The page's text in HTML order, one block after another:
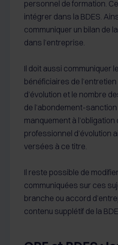
personnel de formation.
intégrer dans la BDES.
communiquer un bilan de
dans l’entreprise.
Il doit aussi communiquer
bénéficiaires de
d’évolution et le nombre
de l’abondement-sanction
manquement à l’obligation
professionnel d’évolution
versées à ce titre.
Il reste possible de
communiquées sur ces
branche ou accord
contenu supplétif de la